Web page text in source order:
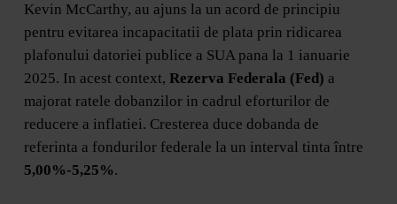
Kevin McCarthy, au ajuns la un acord de principiu
pentru evitarea incapacitatii de plata prin ridicarea
plafonului datoriei publice a SUA pana la 1 ianuarie
2025. In acest context, Rezerva Federala (Fed) a
majorat ratele dobanzilor in cadrul eforturilor de
reducere a inflatiei. Cresterea duce dobanda de
referinta a fondurilor federale la un interval tinta între
5,00%-5,25%.